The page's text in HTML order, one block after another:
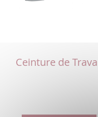
Ceinture de